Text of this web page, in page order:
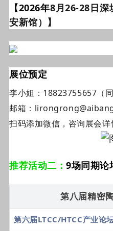
【2026年8月26-28日深
安新馆）】
展位预定
李小姐：18823755657（同
邮箱：
扫码添加微信，咨询展会详
推荐活动二：9场同期论
第八届精密
第六届LTCC/HTCC产业论